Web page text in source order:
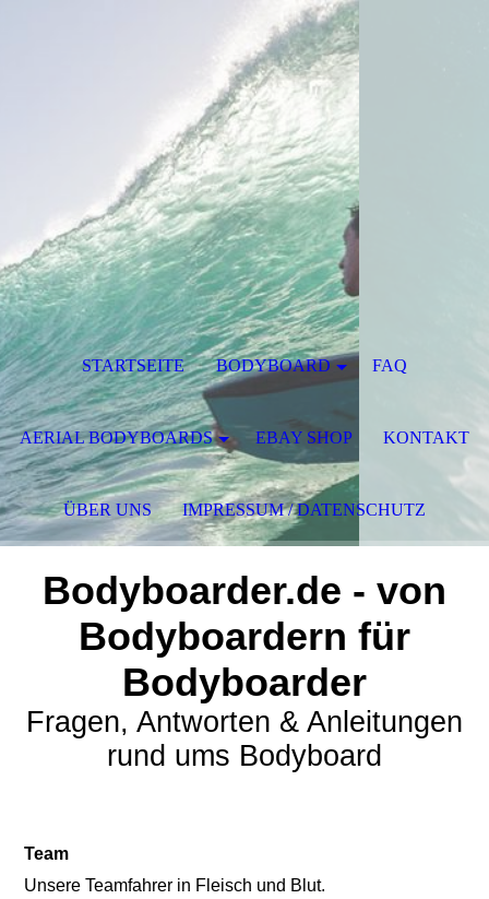
Bodyboarder.de - von
Bodyboardern für
Bodyboarder
Fragen, Antworten & Anleitungen
rund ums Bodyboard
Team
Unsere Teamfahrer in Fleisch und Blut.
STARTSEITE BODYBOARD FAQ
AERIAL BODYBOARDS EBAY SHOP KONTAKT
ÜBER UNS IMPRESSUM / DATENSCHUTZ